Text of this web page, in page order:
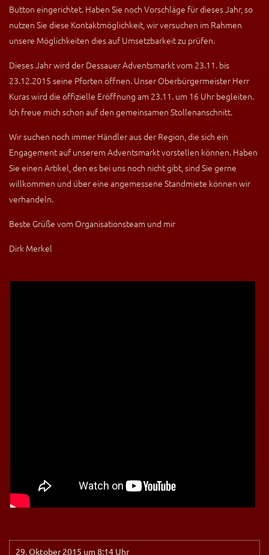
Button eingerichtet. Haben Sie noch Vorschläge für dieses Jahr, so
nutzen Sie diese Kontaktmöglichkeit, wir versuchen im Rahmen
unsere Möglichkeiten dies auf Umsetzbarkeit zu prüfen.
Dieses Jahr wird der Dessauer Adventsmarkt vom 23.11. bis
23.12.2015 seine Pforten öffnen. Unser Oberbürgermeister Herr
Kuras wird die offizielle Eröffnung am 23.11. um 16 Uhr begleiten.
Ich freue mich schon auf den gemeinsamen Stollenanschnitt.
Wir suchen noch immer Händler aus der Region, die sich ein
Engagement auf unserem Adventsmarkt vorstellen können. Haben
Sie einen Artikel, den es bei uns noch nicht gibt, sind Sie gerne
willkommen und über eine angemessene Standmiete können wir
verhandeln.
Beste Grüße vom Organisationsteam und mir
Dirk Merkel
29. Oktober 2015 um 8:14 Uhr